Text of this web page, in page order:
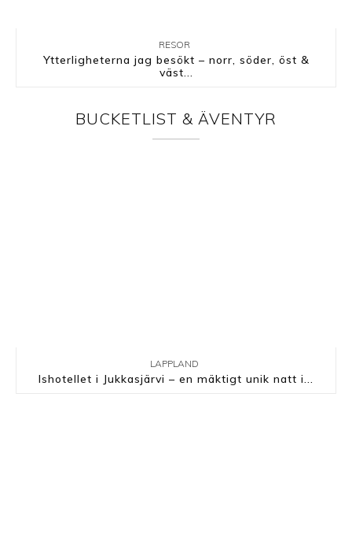
RESOR
Ytterligheterna jag besökt – norr, söder, öst &
väst...
BUCKETLIST & ÄVENTYR
LAPPLAND
Ishotellet i Jukkasjärvi – en mäktigt unik natt i...